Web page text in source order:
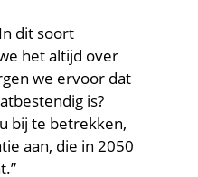
dit soort
het altijd over
we ervoor dat
is?
bij te betrekken,
aan, die in 2050